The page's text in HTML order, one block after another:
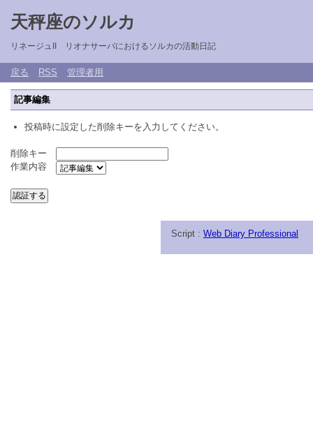
天秤座のソルカ
リネージュII リオナサーバにおけるソルカの活動日記
戻る RSS 管理者用
記事編集
投稿時に設定した削除キーを入力してください。
削除キー
作業内容
Script : Web Diary Professional